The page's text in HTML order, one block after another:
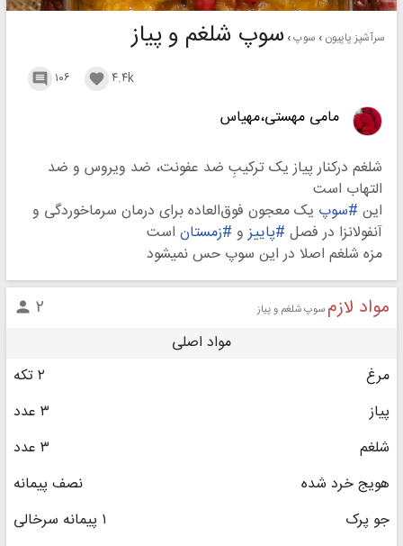
سرآشپز پاپیون سوپ سوپ شلغم و پیاز
۱۰۶  ۴.۴k 
مامی مهستی،مهیاس
شلغم درکنار پیاز یک ترکیبِ ضد عفونت، ضد ویروس و ضد
التهاب است
این #سوپ یک معجون فوق‌العاده برای درمان سرماخوردگی و
آنفولانزا در فصل #پاییزو #زمستاناست
مزه شلغم اصلا در این سوپ حس نمیشود
مواد لازم سوپ شلغم و پیاز ۲ 
مواد اصلی
مرغ
۲ تکه
پیاز
۳ عدد
شلغم
۳ عدد
هویج خرد شده
نصف پیمانه
جو پرک
۱ پیمانه سرخالی